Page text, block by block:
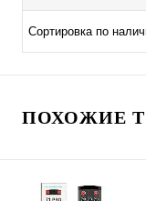
Сортировка по
ПОХОЖИЕ